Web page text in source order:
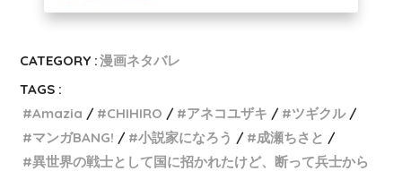
CATEGORY :漫画ネタバレ
TAGS :
Amazia
CHIHIRO アネコユザキ
ツギクル
マンガBANG!
小説家になろう
成瀬ちさと
異世界の戦士として国に招かれたけど、断って兵士から